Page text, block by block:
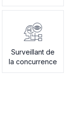
Surveillant de
la concurrence